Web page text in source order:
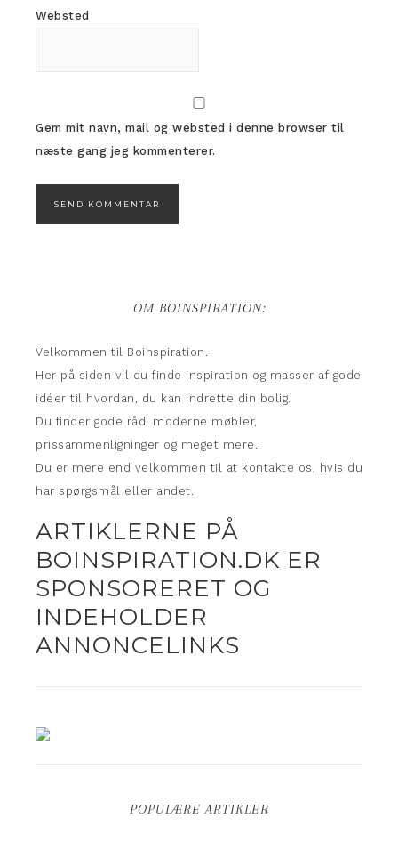
Websted
Gem mit navn, mail og websted i denne browser til
næste gang jeg kommenterer.
OM BOINSPIRATION:
Velkommen til Boinspiration.
Her på siden vil du finde inspiration og masser af gode
idéer til hvordan, du kan indrette din bolig.
Du finder gode råd, moderne møbler,
prissammenligninger og meget mere.
Du er mere end velkommen til at kontakte os, hvis du
har spørgsmål eller andet.
ARTIKLERNE PÅ
BOINSPIRATION.DK ER
SPONSORERET OG
INDEHOLDER
ANNONCELINKS
POPULÆRE ARTIKLER